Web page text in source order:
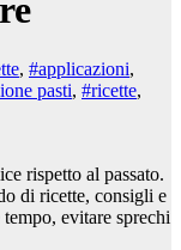
, #applicazioni,
pasti, #ricette,
rispetto al passato.
di ricette, consigli e
evitare sprechi